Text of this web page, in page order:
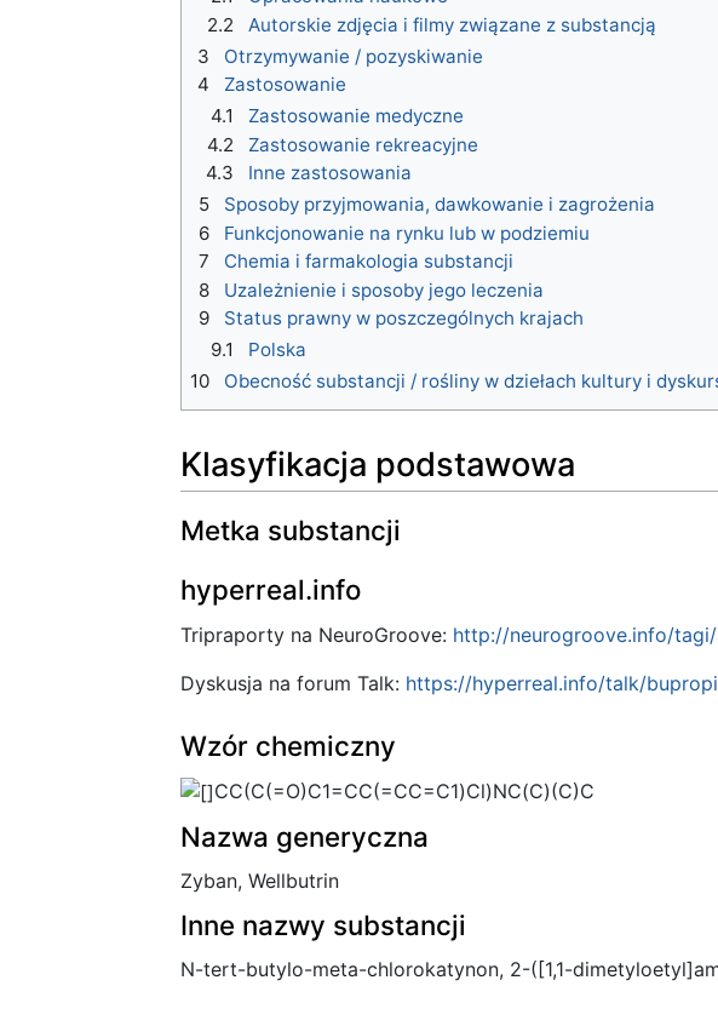
2.2
Autorskie zdjęcia i filmy związane z substancją
3
Otrzymywanie / pozyskiwanie
4
Zastosowanie
4.1
Zastosowanie medyczne
4.2
Zastosowanie rekreacyjne
4.3
Inne zastosowania
5
Sposoby przyjmowania, dawkowanie i zagrożenia
6
Funkcjonowanie na rynku lub w podziemiu
7
Chemia i farmakologia substancji
8
Uzależnienie i sposoby jego leczenia
9
Status prawny w poszczególnych krajach
9.1
Polska
10
Obecność substancji / rośliny w dziełach kultury i
Klasyfikacja podstawowa
Metka substancji
hyperreal.info
Tripraporty na NeuroGroove: http://neurogroove.info/
Dyskusja na forum Talk: https://hyperreal.info/talk/
Wzór chemiczny
CC(C(=O)C1=CC(=CC=C1)Cl)NC(C)(C)C
Nazwa generyczna
Zyban, Wellbutrin
Inne nazwy substancji
N-tert-butylo-meta-chlorokatynon, 2-([1,1-